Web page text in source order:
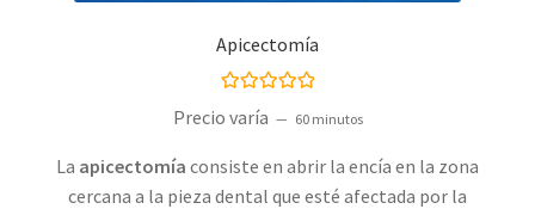
Apicectomía
Precio varía 60 minutos
La apicectomía consiste en abrir la encía en la zona
cercana a la pieza dental que esté afectada por la